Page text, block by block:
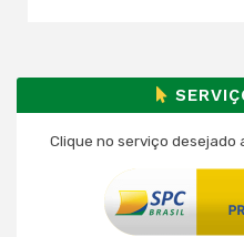
Clique no serviço desejado